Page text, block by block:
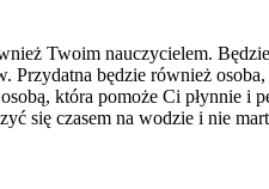
Twoim nauczycielem.
Przydatna będzie również
która pomoże Ci płynnie
się czasem na wodzie i nie